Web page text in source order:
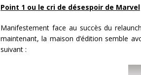
Point 1 ou le cri de désespoir de Marvel
Manifestement face au succès du
maintenant, la maison d’édition semble
suivant :